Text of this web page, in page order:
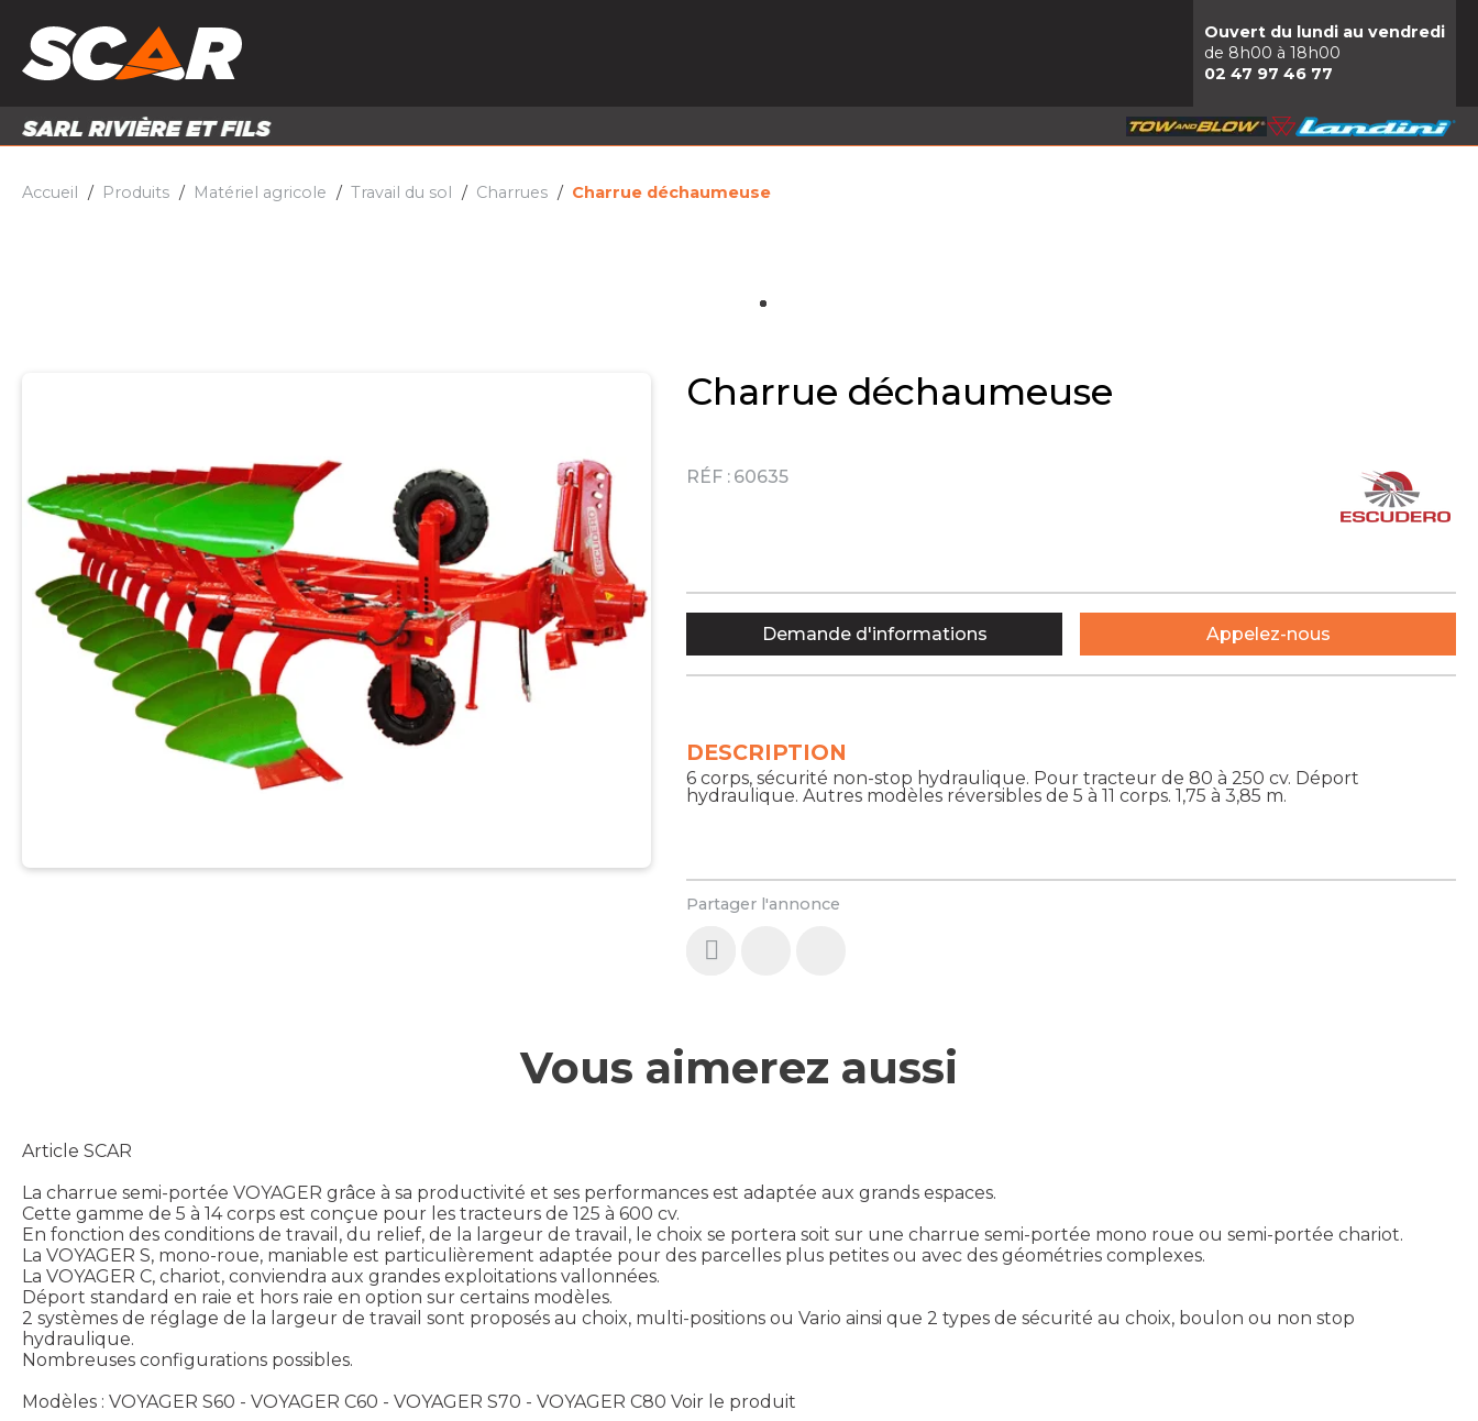
PIÈCES ET ACCESSOIRES
Ouvert du lundi au vendredi
de 8h00 à 18h00
02 47 97 46 77
Accueil Produits Matériel agricole Travail du sol Charrues Charrue déchaumeuse
Charrue déchaumeuse
RÉF : 60635
Partager l'annonce
DESCRIPTION
6 corps, sécurité non-stop hydraulique. Pour tracteur de 80 à 250 cv. Déport
hydraulique. Autres modèles réversibles de 5 à 11 corps. 1,75 à 3,85 m.
Demande d'informations Appelez-nous
Vous aimerez aussi
Article SCAR
La charrue semi-portée VOYAGER grâce à sa productivité et ses performances est adaptée aux grands espaces.
Cette gamme de 5 à 14 corps est conçue pour les tracteurs de 125 à 600 cv.
En fonction des conditions de travail, du relief, de la largeur de travail, le choix se portera soit sur une charrue semi-portée mono roue ou semi-portée chariot.
La VOYAGER S, mono-roue, maniable est particulièrement adaptée pour des parcelles plus petites ou avec des géométries complexes.
La VOYAGER C, chariot, conviendra aux grandes exploitations vallonnées.
Déport standard en raie et hors raie en option sur certains modèles.
2 systèmes de réglage de la largeur de travail sont proposés au choix, multi-positions ou Vario ainsi que 2 types de sécurité au choix, boulon ou non stop
hydraulique.
Nombreuses configurations possibles.
Modèles : VOYAGER S60 - VOYAGER C60 - VOYAGER S70 - VOYAGER C80 Voir le produit